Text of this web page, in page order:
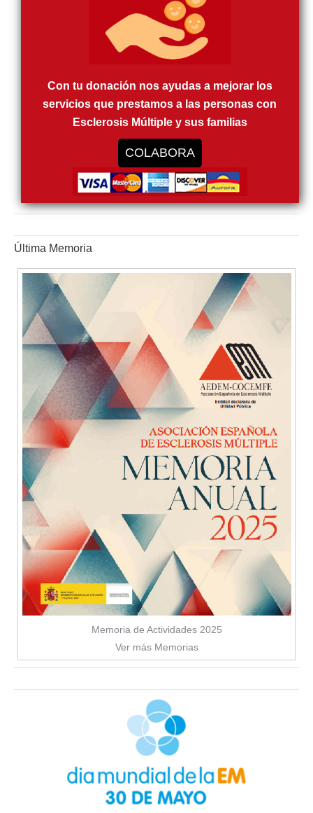
Con tu donación nos ayudas a mejorar los
servicios que prestamos a las personas con
Esclerosis Múltiple y sus familias
COLABORA
Última Memoria
Memoria de Actividades 2025
Ver más Memorias